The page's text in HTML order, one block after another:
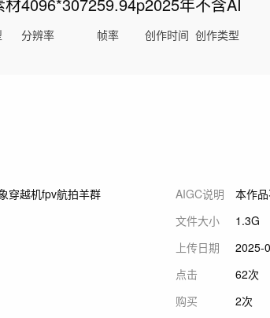
分辨率 帧率 创作时间 创作类型
穿越机fpv航拍羊群
AIGC说明
本作
文件大小
1.3G
上传日期
2025-
点击
62次
购买
2次